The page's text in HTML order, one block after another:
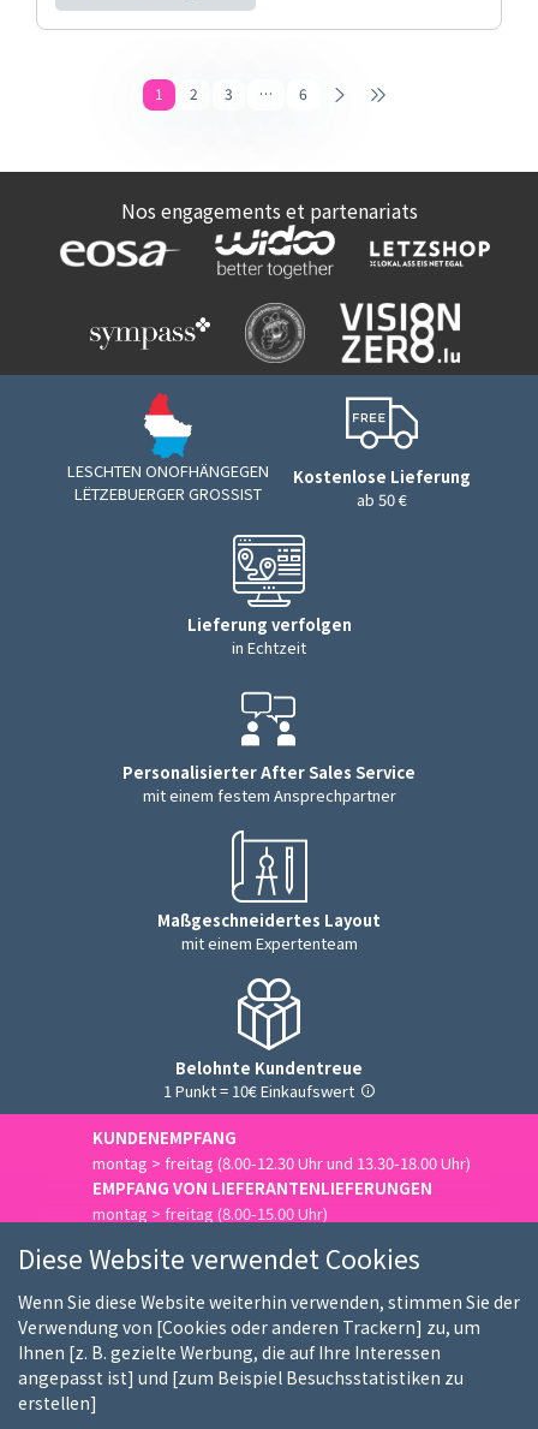
1 2 3 … 6
Nos engagements et partenariats
LESCHTEN ONOFHÄNGEGEN
LËTZEBUERGER GROSSIST
Kostenlose Lieferung
ab 50 €
Lieferung verfolgen
in Echtzeit
Personalisierter After Sales Service
mit einem festem Ansprechpartner
Maßgeschneidertes Layout
mit einem Expertenteam
Belohnte Kundentreue
1 Punkt = 10€ Einkaufswert
KUNDENEMPFANG
montag > freitag (8.00-12.30 Uhr und 13.30-18.00 Uhr)
EMPFANG VON LIEFERANTENLIEFERUNGEN
montag > freitag (8.00-15.00 Uhr)
Wer sind wir Unsere Kunden
Unsere Marken
Stellenangebote
Diese Website verwendet Cookies
Wenn Sie diese Website weiterhin verwenden, stimmen Sie der
Verwendung von [Cookies oder anderen Trackern] zu, um
Ihnen [z. B. gezielte Werbung, die auf Ihre Interessen
angepasst ist] und [zum Beispiel Besuchsstatistiken zu
erstellen]